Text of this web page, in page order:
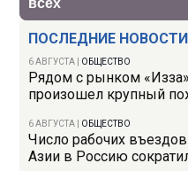
ПОСЛЕДНИЕ НОВОСТИ
6 АВГУСТА ОБЩЕСТВО
Рядом с рынком
произошел крупный
6 АВГУСТА ОБЩЕСТВО
Число рабочих
Азии в Россию